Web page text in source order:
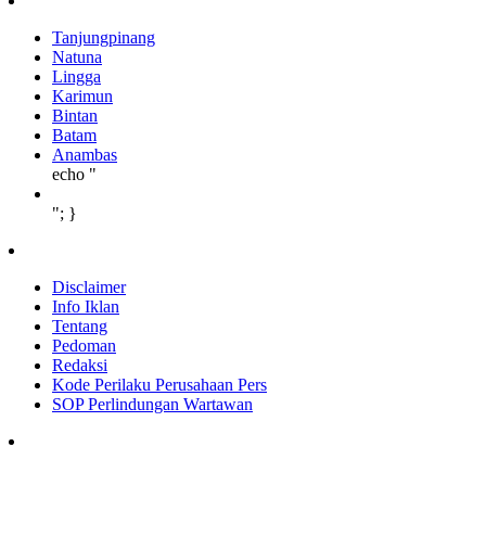
Tanjungpinang
Natuna
Lingga
Karimun
Bintan
Batam
Anambas
echo "
"; }
Disclaimer
Info Iklan
Tentang
Pedoman
Redaksi
Kode Perilaku Perusahaan Pers
SOP Perlindungan Wartawan